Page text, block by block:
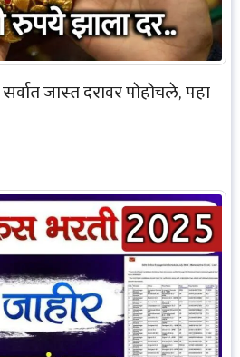
जास्त दरावर पोहोचले, पहा